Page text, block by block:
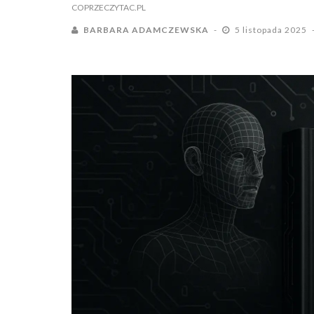
COPRZECZYTAC.PL
BARBARA ADAMCZEWSKA 5 listopada 2025